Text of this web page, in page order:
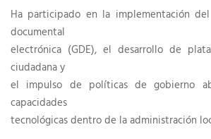
Ha participado en la implementación
documental
electrónica (GDE), el desarrollo de
ciudadana y
el impulso de políticas de gobierno
capacidades
tecnológicas dentro de la administración